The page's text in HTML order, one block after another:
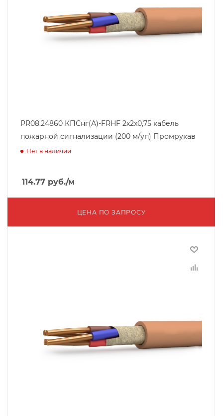
PR08.24860 КПСнг(А)-FRHF 2х2х0,75 кабель
пожарной сигнализации (200 м/уп) Промрукав
Нет в наличии
114.77 руб./м
ЦЕНА ПО ЗАПРОСУ